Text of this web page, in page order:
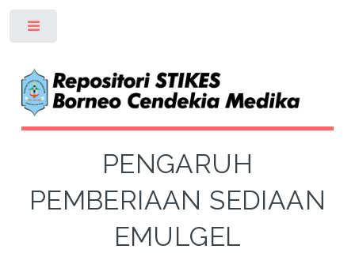
PENGARUH
PEMBERIAAN SEDIAAN
EMULGEL